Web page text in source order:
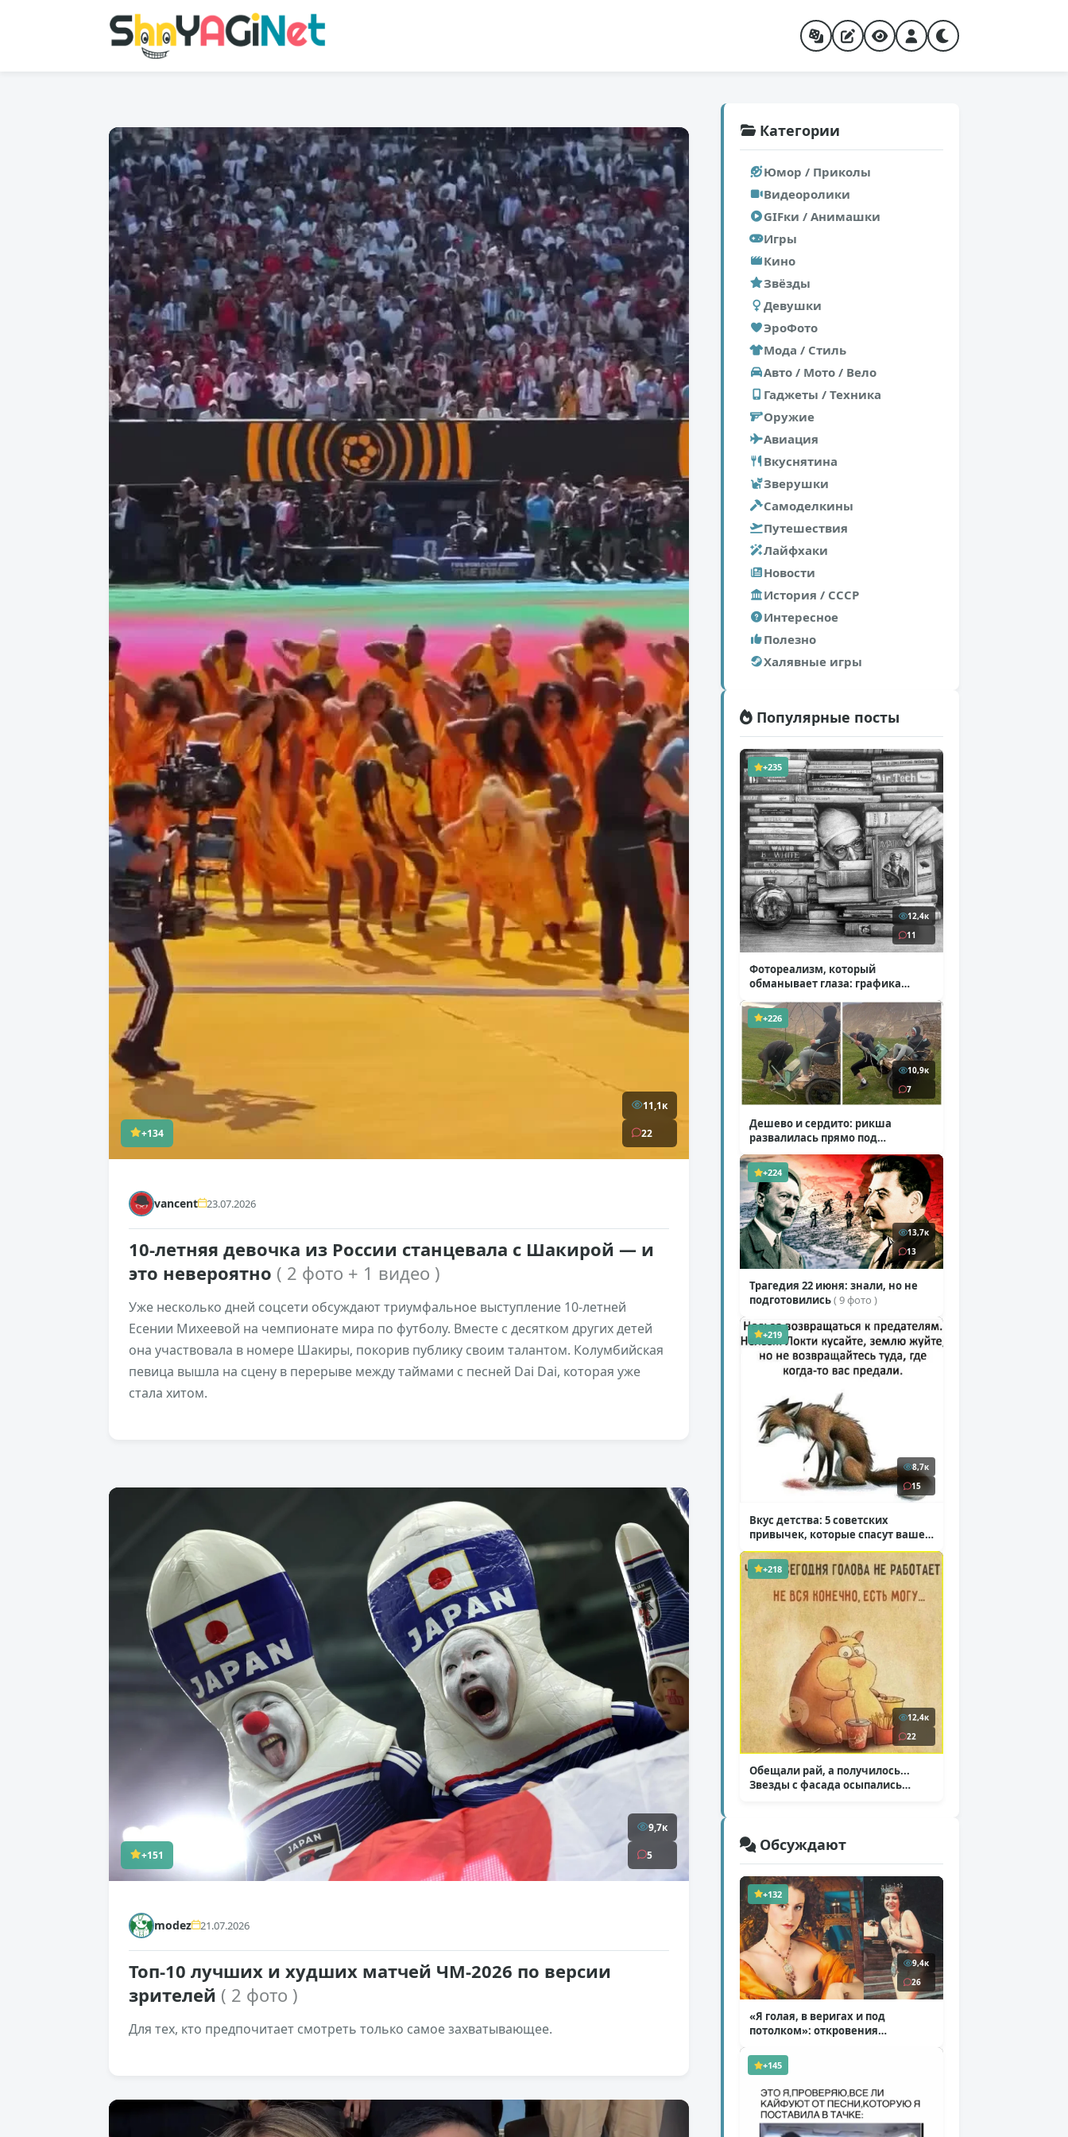
+134
11,1к
22
vancent 23.07.2026
10-летняя девочка из России станцевала с Шакирой — и
это невероятно ( 2 фото + 1 видео )
Уже несколько дней соцсети обсуждают триумфальное выступление 10-летней
Есении Михеевой на чемпионате мира по футболу. Вместе с десятком других детей
она участвовала в номере Шакиры, покорив публику своим талантом. Колумбийская
певица вышла на сцену в перерыве между таймами с песней Dai Dai, которая уже
стала хитом.
+151
9,7к
5
modez 21.07.2026
Топ-10 лучших и худших матчей ЧМ-2026 по версии
зрителей ( 2 фото )
Для тех, кто предпочитает смотреть только самое захватывающее.
Категории
Юмор / Приколы
Видеоролики
GIFки / Анимашки
Игры
Кино
Звёзды
Девушки
ЭроФото
Мода / Стиль
Авто / Мото / Вело
Гаджеты / Техника
Оружие
Авиация
Вкуснятина
Зверушки
Самоделкины
Путешествия
Лайфхаки
Новости
История / СССР
Интересное
Полезно
Халявные игры
Популярные посты
+235
12,4к
11
Фотореализм, который
обманывает глаза: графика
+226
10,9к
7
Дешево и сердито: рикша
развалилась прямо под
туристкой( 1 фото + 1 видео )
+224
13,7к
13
Трагедия 22 июня: знали, но не
подготовились( 9 фото )
+219
8,7к
15
Вкус детства: 5 советских
привычек, которые спасут ваше
здоровье( 2 фото )
+218
12,4к
22
Обещали рай, а получилось...
Звезды с фасада осыпались
Обсуждают
+132
9,4к
26
«Я голая, в веригах и под
потолком»: откровения
( 11 фото )
+145